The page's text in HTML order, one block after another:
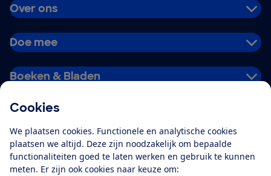
Cookies
We plaatsen cookies. Functionele en analytische cookies
plaatsen we altijd. Deze zijn noodzakelijk om bepaalde
functionaliteiten goed te laten werken en gebruik te kunnen
meten. Er zijn ook cookies naar keuze om:
Over ons
Doe mee
Boeken & Bladen
Alles over de